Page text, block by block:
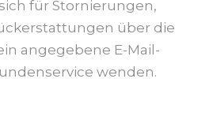
für Stornierungen,
über die
angegebene E-Mail-
wenden.